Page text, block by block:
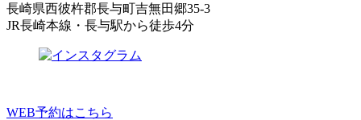
長崎県西彼杵郡長与町吉無田郷35-3
JR長崎本線・長与駅から徒歩4分
WEB予約はこちら